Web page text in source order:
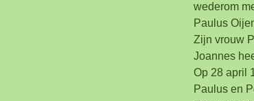
wederom
Paulus
Zijn vrouw
Joannes
Op 28 april
Paulus en